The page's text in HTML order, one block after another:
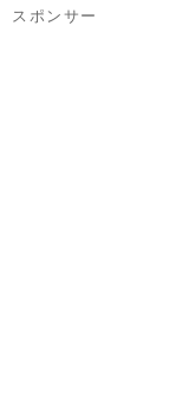
スポンサー